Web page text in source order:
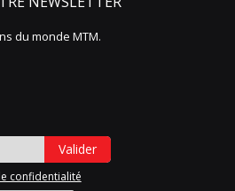
du monde MTM.
Valider
confidentialité